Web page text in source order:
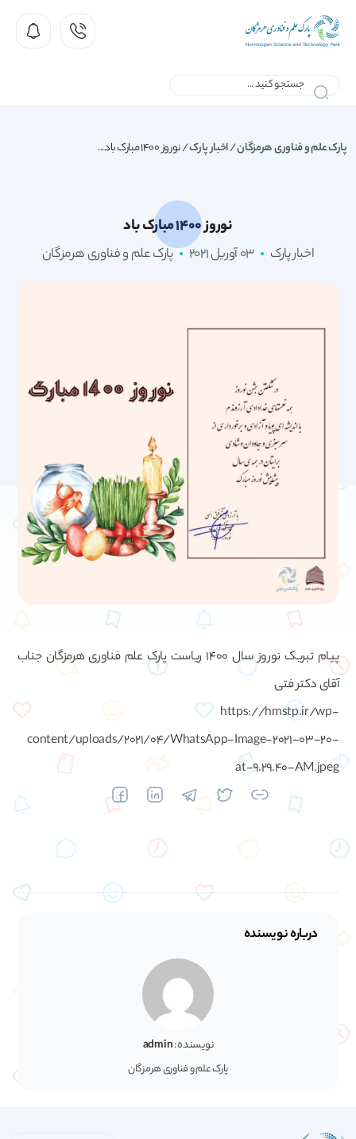
پارک علم و فناوری هرمزگان/اخبار پارک/نوروز 1400 مبارک باد...
نوروز 1400 مبارک باد
اخبار پارک 03 آوریل 2021 پارک علم و فناوری هرمزگان
پیام تبریک نوروز سال 1400 ریاست پارک علم فناوری هرمزگان جناب
آقای دکتر فتی
https://hmstp.ir/wp-
content/uploads/2021/04/WhatsApp-Image-2021-03-20-
at-9.29.40-AM.jpeg
درباره نویسنده
نویسنده :admin
پارک علم و فناوری هرمزگان